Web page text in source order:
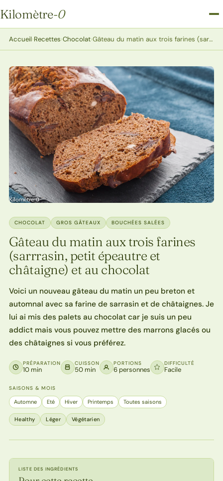
Kilomètre-0
Kilomètre-0
Accueil›Recettes›Chocolat› Gâteau du matin aux trois farines (sarrrasin, petit épeautre et châtaigne) et au chocolat
CHOCOLAT GROS GÂTEAUX BOUCHÉES SALÉES
Gâteau du matin aux trois farines
(sarrrasin, petit épeautre et
châtaigne) et au chocolat
Voici un nouveau gâteau du matin un peu breton et
automnal avec sa farine de sarrasin et de châtaignes. Je
lui ai mis des palets au chocolat car je suis un peu
addict mais vous pouvez mettre des marrons glacés ou
des châtaignes si vous préférez.
PRÉPARATION
10 min
CUISSON
50 min
PORTIONS
6 personnes
DIFFICULTÉ
Facile
SAISONS & MOIS
Automne Eté Hiver Printemps Toutes saisons
Healthy Léger Végétarien
LISTE DES INGRÉDIENTS